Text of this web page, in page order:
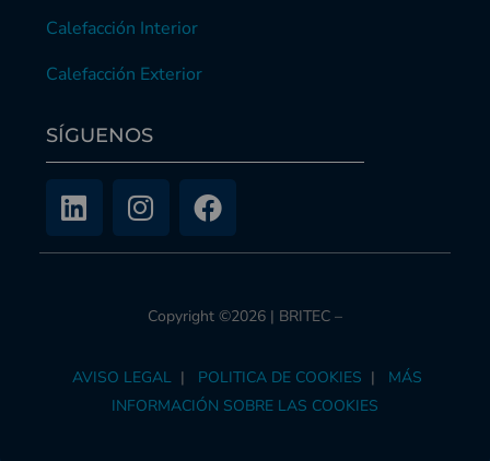
Calefacción Interior
Calefacción Exterior
SÍGUENOS
Copyright ©2026 | BRITEC –
AVISO LEGAL | POLITICA DE COOKIES | MÁS
INFORMACIÓN SOBRE LAS COOKIES